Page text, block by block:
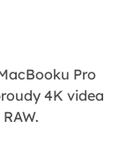
Pro
4K videa